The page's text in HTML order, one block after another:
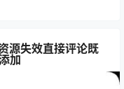
源失效直接评论既
加